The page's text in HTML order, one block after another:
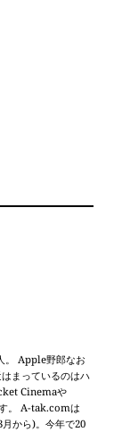
。 Apple野郎なお
まっているのはハ
Cinemaや
。 A-tak.comは
から)。今年で20